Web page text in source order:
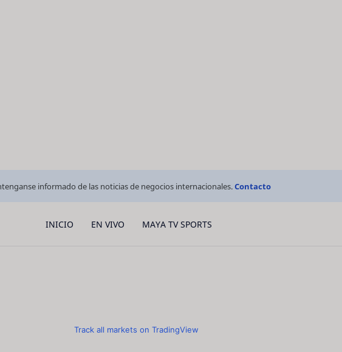
informado de las noticias de negocios internacionales.Contacto
INICIO EN VIVO MAYA TV SPORTS
Track all markets on TradingView